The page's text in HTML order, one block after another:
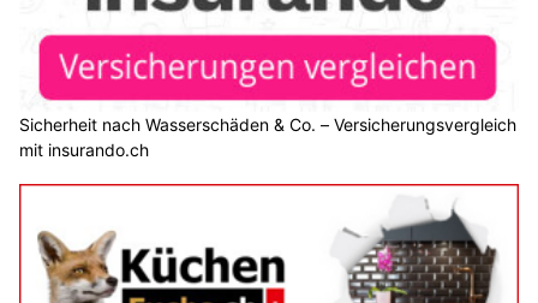
Sicherheit nach Wasserschäden & Co. – Versicherungsvergleich
mit insurando.ch